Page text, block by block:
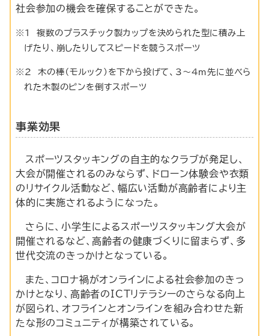
社会参加の機会を確保することができた。
※1 複数のプラスチック製カップを決められた型に積み上
げたり、崩したりしてスピードを競うスポーツ
※2 木の棒（モルック）を下から投げて、3～4m先に並べら
れた木製のピンを倒すスポーツ
事業効果
スポーツスタッキングの自主的なクラブが発足し、
大会が開催されるのみならず、ドローン体験会や衣類
のリサイクル活動など、幅広い活動が高齢者により主
体的に実施されるようになった。
さらに、小学生によるスポーツスタッキング大会が
開催されるなど、高齢者の健康づくりに留まらず、多
世代交流のきっかけとなっている。
また、コロナ禍がオンラインによる社会参加のきっ
かけとなり、高齢者のICTリテラシーのさらなる向上
が図られ、オフラインとオンラインを組み合わせた新
たな形のコミュニティが構築されている。